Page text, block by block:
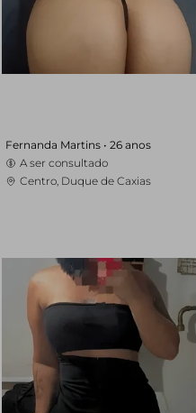
Fernanda Martins • 26 anos
A ser consultado
Centro, Duque de Caxias